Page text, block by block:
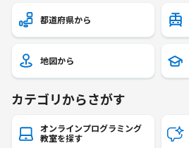
都道府県から
地図から
カテゴリからさがす
オンラインプログラミング
教室を探す